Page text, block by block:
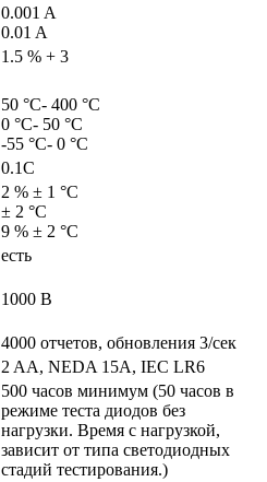
0.001 A
0.01 A
1.5 % + 3
50 °C- 400 °C
0 °C- 50 °C
-55 °C- 0 °C
0.1C
2 % ± 1 °C
± 2 °C
9 % ± 2 °C
есть
1000 В
4000 отчетов, обновления 3/сек
2 AA, NEDA 15A, IEC LR6
500 часов минимум (50 часов в
режиме теста диодов без
нагрузки. Время с нагрузкой,
зависит от типа светодиодных
стадий тестирования.)